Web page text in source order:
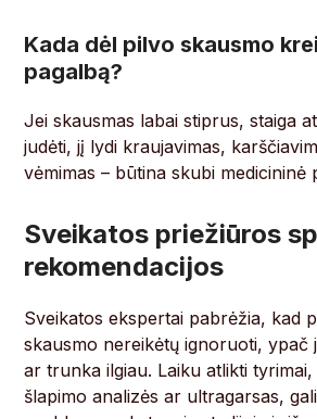
Kada dėl pilvo skausmo
pagalbą?
Jei skausmas labai stiprus, staiga
judėti, jį lydi kraujavimas,
vėmimas – būtina skubi medicininė
Sveikatos priežiūros
rekomendacijos
Sveikatos ekspertai pabrėžia, kad
skausmo nereikėtų ignoruoti, ypač
ar trunka ilgiau. Laiku atlikti
šlapimo analizės ar ultragarsas,